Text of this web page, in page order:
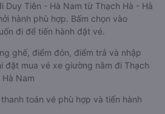
Duy Tiên - Hà Nam từ Thạch Hà - Hà
hành phù hợp. Bấm chọn vào
đi để tiến hành đặt vé.
ghế, điểm đón, điểm trả và nhập
đặt mua vé xe giường nằm đi Thạch
Nam
toán vé phù hợp và tiến hành